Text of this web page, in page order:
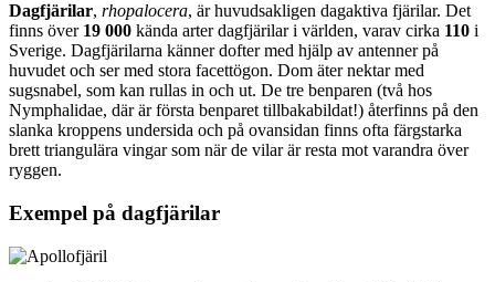
Dagfjärilar, rhopalocera, är huvudsakligen dagaktiva fjärilar. Det
finns över 19 000 kända arter dagfjärilar i världen, varav cirka 110 i
Sverige. Dagfjärilarna känner dofter med hjälp av antenner på
huvudet och ser med stora facettögon. Dom äter nektar med
sugsnabel, som kan rullas in och ut. De tre benparen (två hos
Nymphalidae, där är första benparet tillbakabildat!) återfinns på den
slanka kroppens undersida och på ovansidan finns ofta färgstarka
brett triangulära vingar som när de vilar är resta mot varandra över
ryggen.
Exempel på dagfjärilar